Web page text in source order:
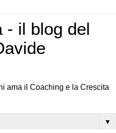
- il blog del
ama il Coaching e la Crescita
▼